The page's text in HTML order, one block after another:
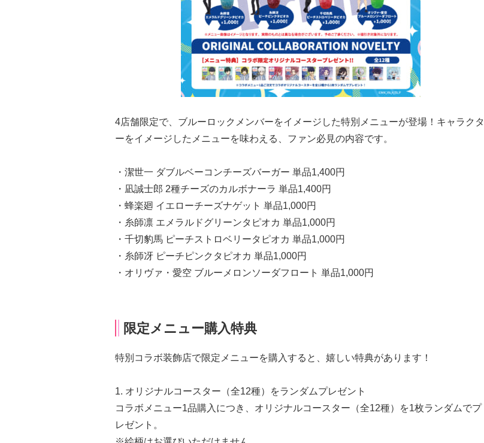
4店舗限定で、ブルーロックメンバーをイメージした特別メニューが登場！キャラクタ
ーをイメージしたメニューを味わえる、ファン必見の内容です。
・潔世一 ダブルベーコンチーズバーガー 単品1,400円
・凪誠士郎 2種チーズのカルボナーラ 単品1,400円
・蜂楽廻 イエローチーズナゲット 単品1,000円
・糸師凛 エメラルドグリーンタピオカ 単品1,000円
・千切豹馬 ピーチストロベリータピオカ 単品1,000円
・糸師冴 ピーチピンクタピオカ 単品1,000円
・オリヴァ・愛空 ブルーメロンソーダフロート 単品1,000円
限定メニュー購入特典
特別コラボ装飾店で限定メニューを購入すると、嬉しい特典があります！
1. オリジナルコースター（全12種）をランダムプレゼント
コラボメニュー1品購入につき、オリジナルコースター（全12種）を1枚ランダムでプ
レゼント。